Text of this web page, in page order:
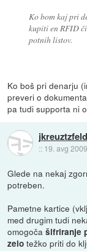
Ko bom kaj pri
kupiti en RFID
potnih listov.
Ko boš pri denarju
preveri o
pa tudi supporta ni
jkreuztzfeld
:: 19. avg
Glede na nekaj
potreben.
Pametne kartice
med drugim tudi
omogočašifriranje
zelo težko priti do